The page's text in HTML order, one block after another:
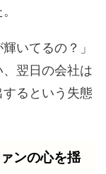
いてるの？」
翌日の会社は
るという失態
ンの心を揺